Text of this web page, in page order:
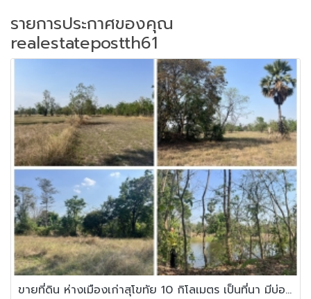
รายการประกาศของคุณ
realestatepostth61
ขายที่ดิน ห่างเมืองเก่าสุโขทัย 10 กิโลเมตร เป็นที่นา มีบ่อน้ำ